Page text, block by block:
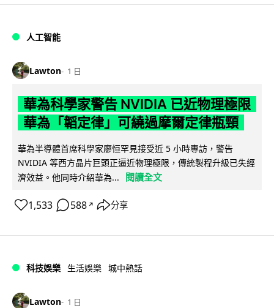
人工智能
Lawton 1 日
華為科學家警告 NVIDIA 已近物理極限
華為「韜定律」可繞過摩爾定律瓶頸
華為半導體首席科學家廖恒罕見接受近 5 小時專訪，警告
NVIDIA 等西方晶片巨頭正逼近物理極限，傳統製程升級已失經
濟效益。他同時介紹華為...
閱讀全文
1,533 588 ↗ 分享
科技娛樂 生活娛樂 城中熱話
Lawton 1 日